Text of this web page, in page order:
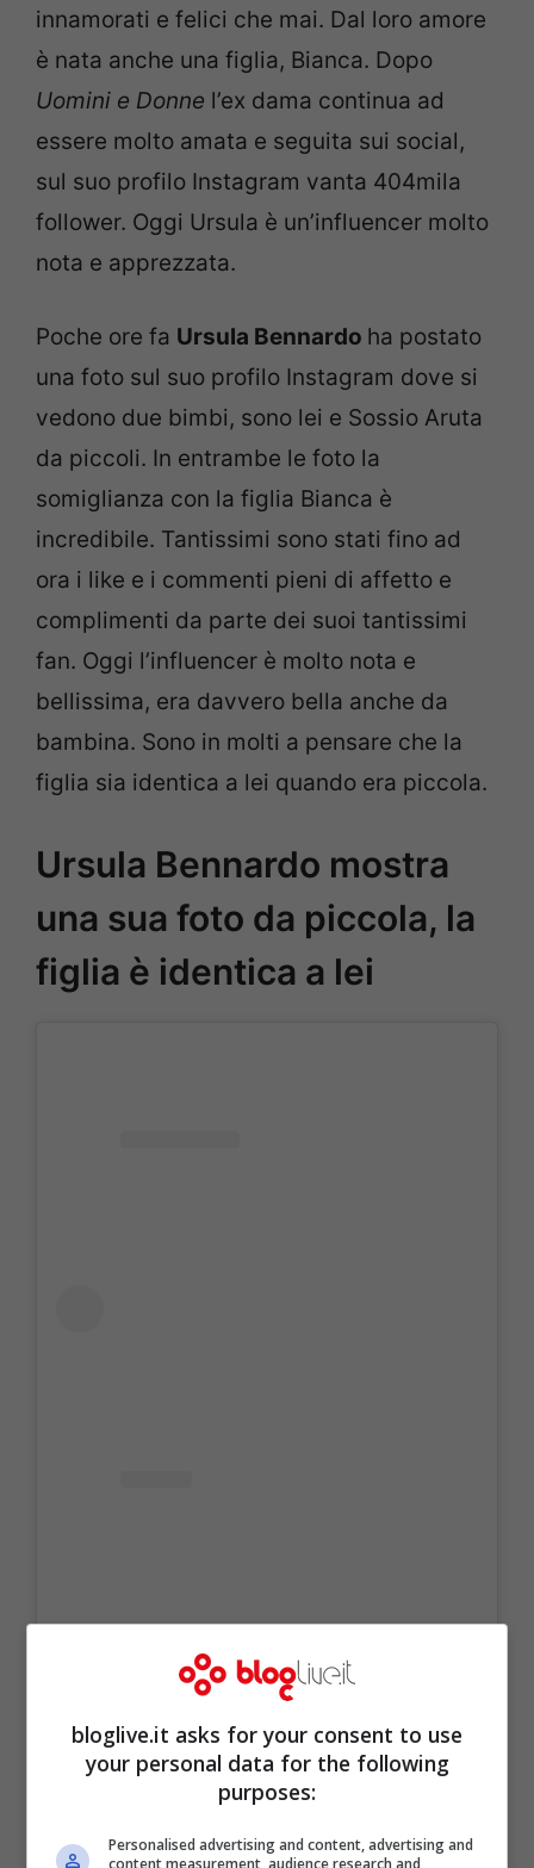
innamorati e felici che mai. Dal loro amore
è nata anche una figlia, Bianca. Dopo
Uomini e Donne l’ex dama continua ad
essere molto amata e seguita sui social,
sul suo profilo Instagram vanta 404mila
follower. Oggi Ursula è un’influencer molto
nota e apprezzata.
Poche ore fa Ursula Bennardo ha postato
una foto sul suo profilo Instagram dove si
vedono due bimbi, sono lei e Sossio Aruta
da piccoli. In entrambe le foto la
somiglianza con la figlia Bianca è
incredibile. Tantissimi sono stati fino ad
ora i like e i commenti pieni di affetto e
complimenti da parte dei suoi tantissimi
fan. Oggi l’influencer è molto nota e
bellissima, era davvero bella anche da
bambina. Sono in molti a pensare che la
figlia sia identica a lei quando era piccola.
Ursula Bennardo mostra
una sua foto da piccola, la
figlia è identica a lei
Visualizza questo post su Instagram
bloglive.it asks for your consent to use
your personal data for the following
purposes:
Personalised advertising and content, advertising and
content measurement, audience research and